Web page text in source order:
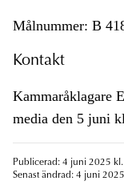
Målnummer: B
Kontakt
Kammaråklagare
media den 5 juni
Publicerad: 4 juni 2025
Senast ändrad: 4 juni